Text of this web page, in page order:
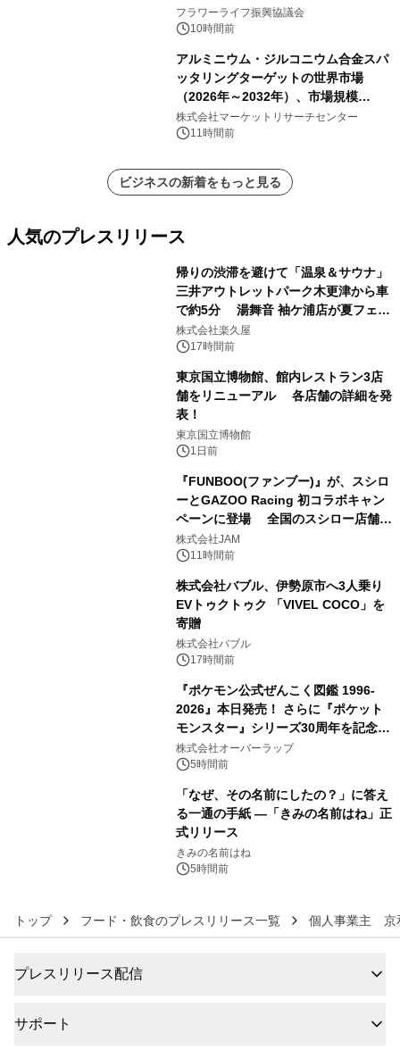
フラワーライフ振興協議会
10時間前
アルミニウム・ジルコニウム合金スパ
ッタリングターゲットの世界市場
（2026年～2032年）、市場規模
（0.995、0.999、その他）・分析レポ
ートを発表
株式会社マーケットリサーチセンター
11時間前
ビジネスの新着をもっと見る
人気のプレスリリース
帰りの渋滞を避けて「温泉＆サウナ」
三井アウトレットパーク木更津から車
で約5分 湯舞音 袖ケ浦店が夏フェア
メニューを提供
株式会社楽久屋
17時間前
東京国立博物館、館内レストラン3店
舗をリニューアル 各店舗の詳細を発
表！
東京国立博物館
1日前
『FUNBOO(ファンブー)』が、スシロ
ーとGAZOO Racing 初コラボキャン
ペーンに登場 全国のスシロー店舗で
GR 4車種の FUNBOO(ミニカー)付き
メニューが展開されます
株式会社JAM
11時間前
株式会社バブル、伊勢原市へ3人乗り
EVトゥクトゥク 「VIVEL COCO」を
寄贈
株式会社バブル
17時間前
『ポケモン公式ぜんこく図鑑 1996-
2026』本日発売！ さらに『ポケット
モンスター』シリーズ30周年を記念し
た画集『ポケットモンスター ビジュア
ルアートブック』の発売決定！ 2026
株式会社オーバーラップ
5時間前
「なぜ、その名前にしたの？」に答え
る一通の手紙 ―「きみの名前はね」正
式リリース
きみの名前はね
5時間前
トップ フード・飲食のプレスリリース一覧 個人事業主 京
プレスリリース配信
サポート